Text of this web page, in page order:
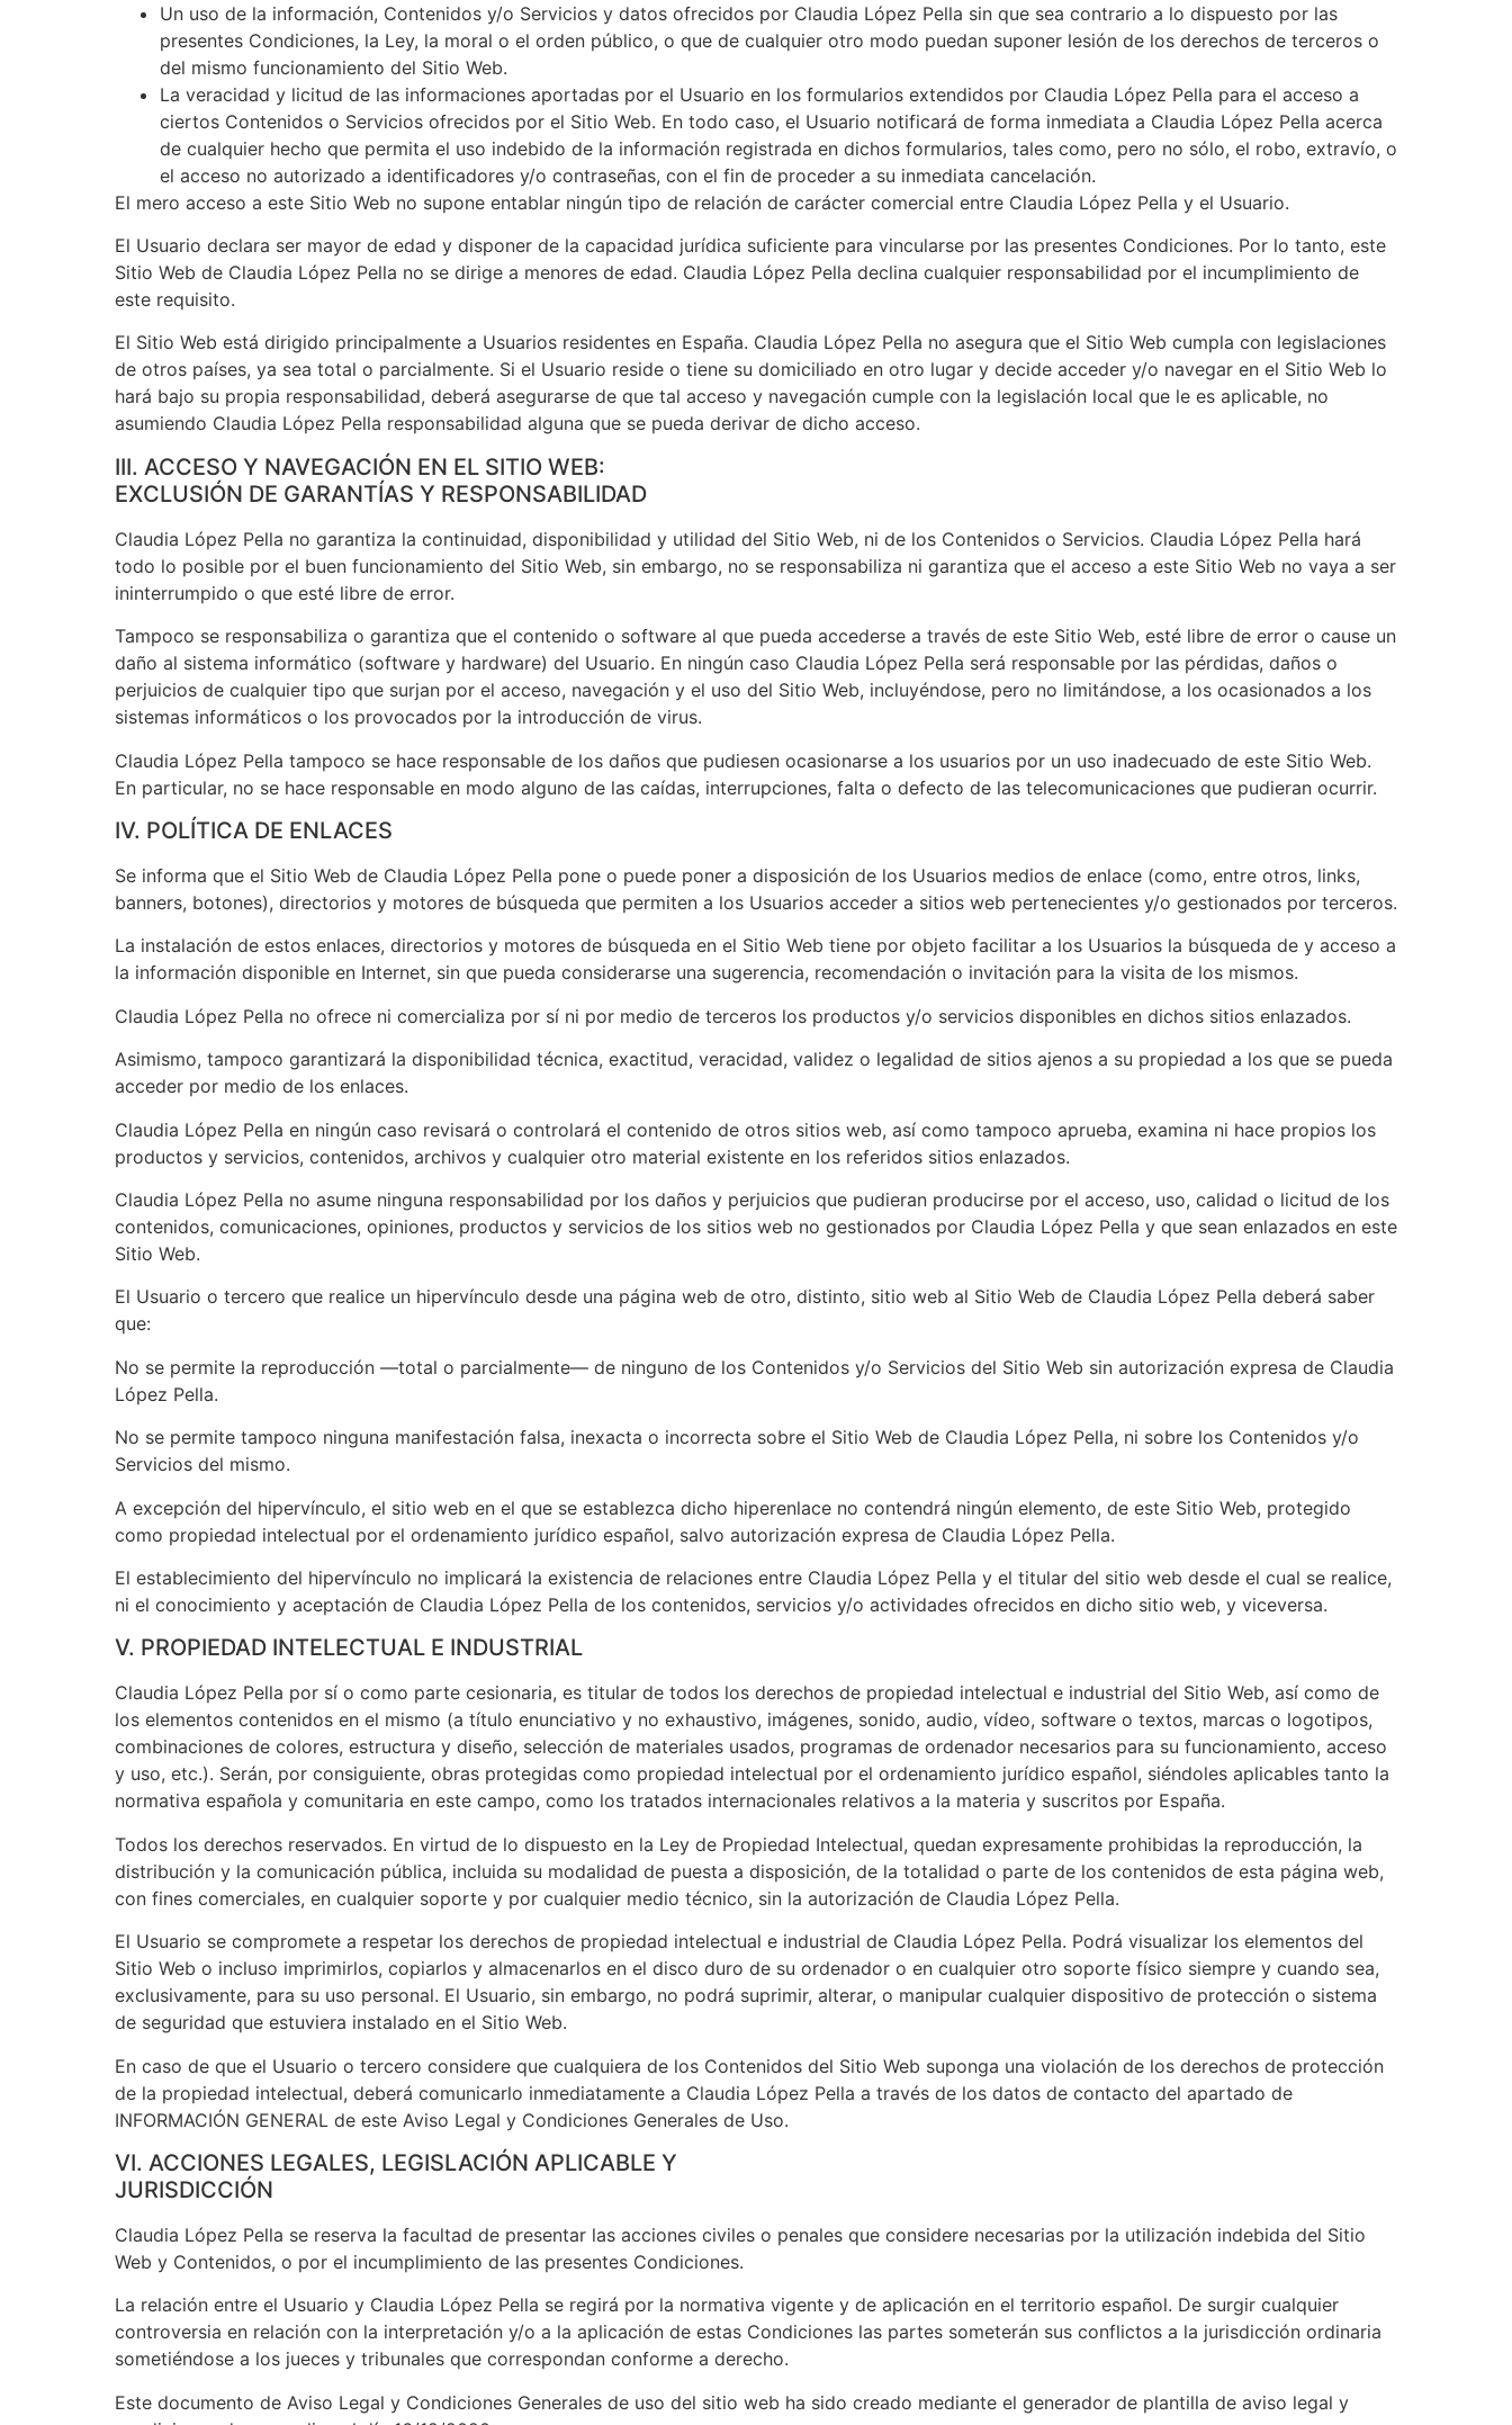
Un uso de la información, Contenidos y/o Servicios y datos ofrecidos por Claudia López Pella sin que sea contrario a lo dispuesto por las
presentes Condiciones, la Ley, la moral o el orden público, o que de cualquier otro modo puedan suponer lesión de los derechos de terceros o
del mismo funcionamiento del Sitio Web.
La veracidad y licitud de las informaciones aportadas por el Usuario en los formularios extendidos por Claudia López Pella para el acceso a
ciertos Contenidos o Servicios ofrecidos por el Sitio Web. En todo caso, el Usuario notificará de forma inmediata a Claudia López Pella acerca
de cualquier hecho que permita el uso indebido de la información registrada en dichos formularios, tales como, pero no sólo, el robo, extravío, o
el acceso no autorizado a identificadores y/o contraseñas, con el fin de proceder a su inmediata cancelación.
El mero acceso a este Sitio Web no supone entablar ningún tipo de relación de carácter comercial entre Claudia López Pella y el Usuario.
El Usuario declara ser mayor de edad y disponer de la capacidad jurídica suficiente para vincularse por las presentes Condiciones. Por lo tanto, este
Sitio Web de Claudia López Pella no se dirige a menores de edad. Claudia López Pella declina cualquier responsabilidad por el incumplimiento de
este requisito.
El Sitio Web está dirigido principalmente a Usuarios residentes en España. Claudia López Pella no asegura que el Sitio Web cumpla con legislaciones
de otros países, ya sea total o parcialmente. Si el Usuario reside o tiene su domiciliado en otro lugar y decide acceder y/o navegar en el Sitio Web lo
hará bajo su propia responsabilidad, deberá asegurarse de que tal acceso y navegación cumple con la legislación local que le es aplicable, no
asumiendo Claudia López Pella responsabilidad alguna que se pueda derivar de dicho acceso.
III. ACCESO Y NAVEGACIÓN EN EL SITIO WEB:
EXCLUSIÓN DE GARANTÍAS Y RESPONSABILIDAD
Claudia López Pella no garantiza la continuidad, disponibilidad y utilidad del Sitio Web, ni de los Contenidos o Servicios. Claudia López Pella hará
todo lo posible por el buen funcionamiento del Sitio Web, sin embargo, no se responsabiliza ni garantiza que el acceso a este Sitio Web no vaya a ser
ininterrumpido o que esté libre de error.
Tampoco se responsabiliza o garantiza que el contenido o software al que pueda accederse a través de este Sitio Web, esté libre de error o cause un
daño al sistema informático (software y hardware) del Usuario. En ningún caso Claudia López Pella será responsable por las pérdidas, daños o
perjuicios de cualquier tipo que surjan por el acceso, navegación y el uso del Sitio Web, incluyéndose, pero no limitándose, a los ocasionados a los
sistemas informáticos o los provocados por la introducción de virus.
Claudia López Pella tampoco se hace responsable de los daños que pudiesen ocasionarse a los usuarios por un uso inadecuado de este Sitio Web.
En particular, no se hace responsable en modo alguno de las caídas, interrupciones, falta o defecto de las telecomunicaciones que pudieran ocurrir.
IV. POLÍTICA DE ENLACES
Se informa que el Sitio Web de Claudia López Pella pone o puede poner a disposición de los Usuarios medios de enlace (como, entre otros, links,
banners, botones), directorios y motores de búsqueda que permiten a los Usuarios acceder a sitios web pertenecientes y/o gestionados por terceros.
La instalación de estos enlaces, directorios y motores de búsqueda en el Sitio Web tiene por objeto facilitar a los Usuarios la búsqueda de y acceso a
la información disponible en Internet, sin que pueda considerarse una sugerencia, recomendación o invitación para la visita de los mismos.
Claudia López Pella no ofrece ni comercializa por sí ni por medio de terceros los productos y/o servicios disponibles en dichos sitios enlazados.
Asimismo, tampoco garantizará la disponibilidad técnica, exactitud, veracidad, validez o legalidad de sitios ajenos a su propiedad a los que se pueda
acceder por medio de los enlaces.
Claudia López Pella en ningún caso revisará o controlará el contenido de otros sitios web, así como tampoco aprueba, examina ni hace propios los
productos y servicios, contenidos, archivos y cualquier otro material existente en los referidos sitios enlazados.
Claudia López Pella no asume ninguna responsabilidad por los daños y perjuicios que pudieran producirse por el acceso, uso, calidad o licitud de los
contenidos, comunicaciones, opiniones, productos y servicios de los sitios web no gestionados por Claudia López Pella y que sean enlazados en este
Sitio Web.
El Usuario o tercero que realice un hipervínculo desde una página web de otro, distinto, sitio web al Sitio Web de Claudia López Pella deberá saber
que:
No se permite la reproducción —total o parcialmente— de ninguno de los Contenidos y/o Servicios del Sitio Web sin autorización expresa de Claudia
López Pella.
No se permite tampoco ninguna manifestación falsa, inexacta o incorrecta sobre el Sitio Web de Claudia López Pella, ni sobre los Contenidos y/o
Servicios del mismo.
A excepción del hipervínculo, el sitio web en el que se establezca dicho hiperenlace no contendrá ningún elemento, de este Sitio Web, protegido
como propiedad intelectual por el ordenamiento jurídico español, salvo autorización expresa de Claudia López Pella.
El establecimiento del hipervínculo no implicará la existencia de relaciones entre Claudia López Pella y el titular del sitio web desde el cual se realice,
ni el conocimiento y aceptación de Claudia López Pella de los contenidos, servicios y/o actividades ofrecidos en dicho sitio web, y viceversa.
V. PROPIEDAD INTELECTUAL E INDUSTRIAL
Claudia López Pella por sí o como parte cesionaria, es titular de todos los derechos de propiedad intelectual e industrial del Sitio Web, así como de
los elementos contenidos en el mismo (a título enunciativo y no exhaustivo, imágenes, sonido, audio, vídeo, software o textos, marcas o logotipos,
combinaciones de colores, estructura y diseño, selección de materiales usados, programas de ordenador necesarios para su funcionamiento, acceso
y uso, etc.). Serán, por consiguiente, obras protegidas como propiedad intelectual por el ordenamiento jurídico español, siéndoles aplicables tanto la
normativa española y comunitaria en este campo, como los tratados internacionales relativos a la materia y suscritos por España.
Todos los derechos reservados. En virtud de lo dispuesto en la Ley de Propiedad Intelectual, quedan expresamente prohibidas la reproducción, la
distribución y la comunicación pública, incluida su modalidad de puesta a disposición, de la totalidad o parte de los contenidos de esta página web,
con fines comerciales, en cualquier soporte y por cualquier medio técnico, sin la autorización de Claudia López Pella.
El Usuario se compromete a respetar los derechos de propiedad intelectual e industrial de Claudia López Pella. Podrá visualizar los elementos del
Sitio Web o incluso imprimirlos, copiarlos y almacenarlos en el disco duro de su ordenador o en cualquier otro soporte físico siempre y cuando sea,
exclusivamente, para su uso personal. El Usuario, sin embargo, no podrá suprimir, alterar, o manipular cualquier dispositivo de protección o sistema
de seguridad que estuviera instalado en el Sitio Web.
En caso de que el Usuario o tercero considere que cualquiera de los Contenidos del Sitio Web suponga una violación de los derechos de protección
de la propiedad intelectual, deberá comunicarlo inmediatamente a Claudia López Pella a través de los datos de contacto del apartado de
INFORMACIÓN GENERAL de este Aviso Legal y Condiciones Generales de Uso.
VI. ACCIONES LEGALES, LEGISLACIÓN APLICABLE Y
JURISDICCIÓN
Claudia López Pella se reserva la facultad de presentar las acciones civiles o penales que considere necesarias por la utilización indebida del Sitio
Web y Contenidos, o por el incumplimiento de las presentes Condiciones.
La relación entre el Usuario y Claudia López Pella se regirá por la normativa vigente y de aplicación en el territorio español. De surgir cualquier
controversia en relación con la interpretación y/o a la aplicación de estas Condiciones las partes someterán sus conflictos a la jurisdicción ordinaria
sometiéndose a los jueces y tribunales que correspondan conforme a derecho.
Este documento de Aviso Legal y Condiciones Generales de uso del sitio web ha sido creado mediante el generador de plantilla de aviso legal y